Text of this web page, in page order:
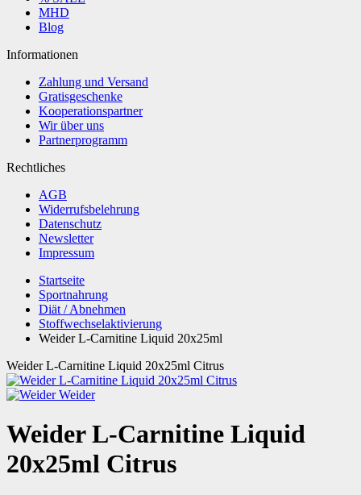
MHD
Blog
Informationen
Zahlung und Versand
Gratisgeschenke
Kooperationspartner
Wir über uns
Partnerprogramm
Rechtliches
AGB
Widerrufsbelehrung
Datenschutz
Newsletter
Impressum
Startseite
Sportnahrung
Diät / Abnehmen
Stoffwechselaktivierung
Weider L-Carnitine Liquid 20x25ml
Weider L-Carnitine Liquid 20x25ml Citrus
Weider
Weider L-Carnitine Liquid
20x25ml Citrus